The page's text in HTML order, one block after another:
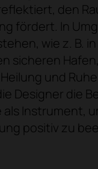
den
fördert. In
wie z. B.
sicheren Hafen,
und
Designer die
Instrument,
positiv zu